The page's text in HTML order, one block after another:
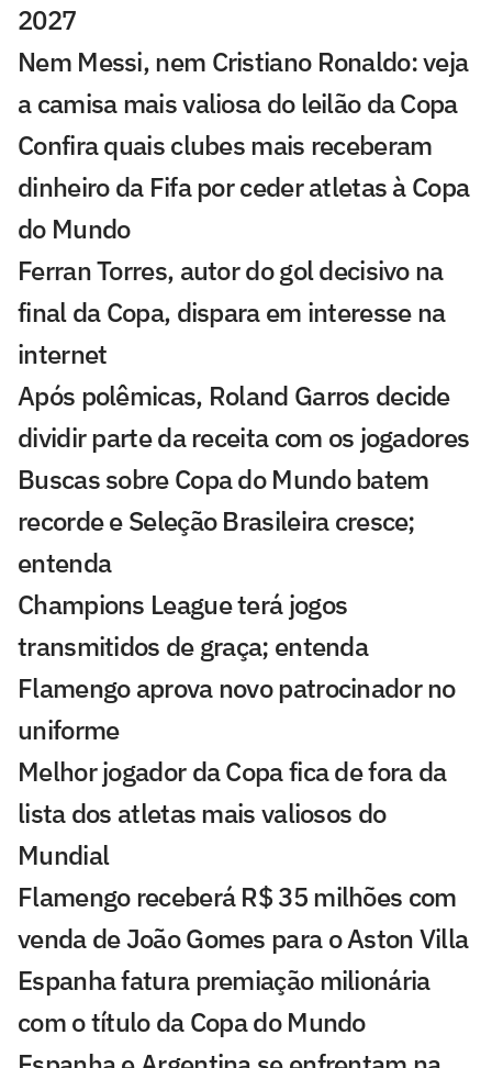
2027
Nem Messi, nem Cristiano Ronaldo: veja
a camisa mais valiosa do leilão da Copa
Confira quais clubes mais receberam
dinheiro da Fifa por ceder atletas à Copa
do Mundo
Ferran Torres, autor do gol decisivo na
final da Copa, dispara em interesse na
internet
Após polêmicas, Roland Garros decide
dividir parte da receita com os jogadores
Buscas sobre Copa do Mundo batem
recorde e Seleção Brasileira cresce;
entenda
Champions League terá jogos
transmitidos de graça; entenda
Flamengo aprova novo patrocinador no
uniforme
Melhor jogador da Copa fica de fora da
lista dos atletas mais valiosos do
Mundial
Flamengo receberá R$ 35 milhões com
venda de João Gomes para o Aston Villa
Espanha fatura premiação milionária
com o título da Copa do Mundo